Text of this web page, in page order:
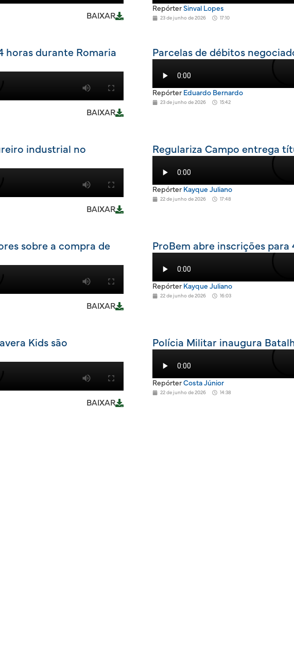
BAIXAR
Repórter Sinval Lopes
23 de junho de 2026 17:10
horas durante Romaria
BAIXAR
Parcelas de débitos
Repórter Eduardo Bernardo
23 de junho de 2026 15:42
industrial no
BAIXAR
Regulariza Campo entrega
Repórter Kayque Juliano
22 de junho de 2026 17:48
sobre a compra de
BAIXAR
ProBem abre inscrições para
Repórter Kayque Juliano
22 de junho de 2026 16:03
Kids são
BAIXAR
Polícia Militar inaugura
Repórter Costa Júnior
22 de junho de 2026 14:38